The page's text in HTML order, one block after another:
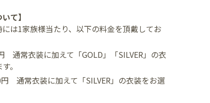
て】
は1家族様当たり、以下の料金を頂戴してお
通常衣装に加えて「GOLD」「SILVER」の衣
。
円 通常衣装に加えて「SILVER」の衣装をお選